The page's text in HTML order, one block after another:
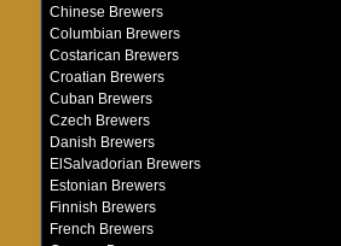
Chinese Brewers
Columbian Brewers
Costarican Brewers
Croatian Brewers
Cuban Brewers
Czech Brewers
Danish Brewers
ElSalvadorian Brewers
Estonian Brewers
Finnish Brewers
French Brewers